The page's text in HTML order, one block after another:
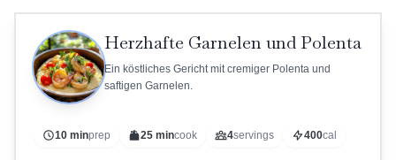
Herzhafte Garnelen und Polenta
Ein köstliches Gericht mit cremiger Polenta und
saftigen Garnelen.
10 minprep 25 mincook 4servings 400cal